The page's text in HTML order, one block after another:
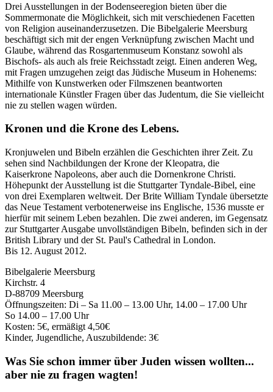
Drei Ausstellungen in der Bodenseeregion bieten über die
Sommermonate die Möglichkeit, sich mit verschiedenen Facetten
von Religion auseinanderzusetzen. Die Bibelgalerie Meersburg
beschäftigt sich mit der engen Verknüpfung zwischen Macht und
Glaube, während das Rosgartenmuseum Konstanz sowohl als
Bischofs- als auch als freie Reichsstadt zeigt. Einen anderen Weg,
mit Fragen umzugehen zeigt das Jüdische Museum in Hohenems:
Mithilfe von Kunstwerken oder Filmszenen beantworten
internationale Künstler Fragen über das Judentum, die Sie vielleicht
nie zu stellen wagen würden.
Kronen und die Krone des Lebens.
Kronjuwelen und Bibeln erzählen die Geschichten ihrer Zeit. Zu
sehen sind Nachbildungen der Krone der Kleopatra, die
Kaiserkrone Napoleons, aber auch die Dornenkrone Christi.
Höhepunkt der Ausstellung ist die Stuttgarter Tyndale-Bibel, eine
von drei Exemplaren weltweit. Der Brite William Tyndale übersetzte
das Neue Testament verbotenerweise ins Englische, 1536 musste er
hierfür mit seinem Leben bezahlen. Die zwei anderen, im Gegensatz
zur Stuttgarter Ausgabe unvollständigen Bibeln, befinden sich in der
British Library und der St. Paul's Cathedral in London.
Bis 12. August 2012.
Bibelgalerie Meersburg
Kirchstr. 4
D-88709 Meersburg
Öffnungszeiten: Di – Sa 11.00 – 13.00 Uhr, 14.00 – 17.00 Uhr
So 14.00 – 17.00 Uhr
Kosten: 5€, ermäßigt 4,50€
Kinder, Jugendliche, Auszubildende: 3€
Was Sie schon immer über Juden wissen wollten...
aber nie zu fragen wagten!